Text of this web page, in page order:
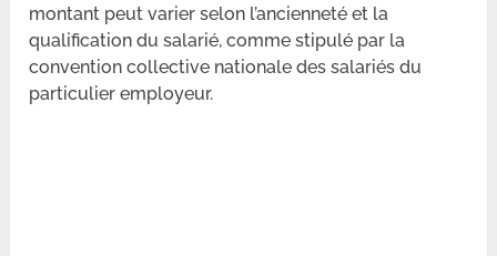
montant peut varier selon l’ancienneté et la
qualification du salarié, comme stipulé par la
convention collective nationale des salariés du
particulier employeur.